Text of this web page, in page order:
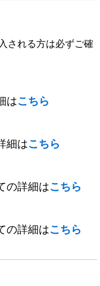
される方は必ずご確
はこちら
細はこちら
の詳細はこちら
の詳細はこちら